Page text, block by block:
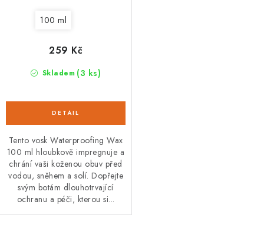
100 ml
Skladem (3 ks)
259 Kč
Tento vosk Waterproofing Wax
100 ml hloubkově impregnuje a
chrání vaši koženou obuv před
vodou, sněhem a solí. Dopřejte
svým botám dlouhotrvající
ochranu a péči, kterou si...